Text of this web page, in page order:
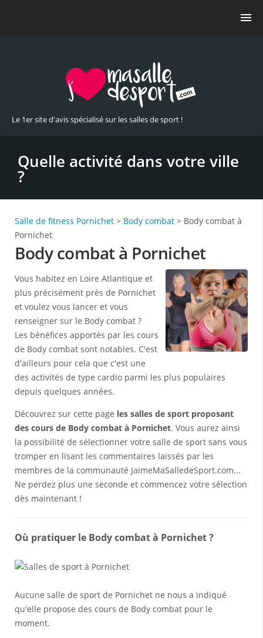
Le 1er site d'avis spécialisé sur les salles de sport !
Quelle activité dans votre ville
?
Salle de fitness Pornichet > Body combat > Body combat à
Pornichet
Body combat à Pornichet
Vous habitez en Loire Atlantique et
plus précisément près de Pornichet
et voulez vous lancer et vous
renseigner sur le Body combat ?
Les bénéfices apportés par les cours
de Body combat sont notables. C'est
d'ailleurs pour cela que c'est une
des activités de type cardio parmi les plus populaires
depuis quelques années.
Découvrez sur cette page les salles de sport proposant
des cours de Body combat à Pornichet. Vous aurez ainsi
la possibilité de sélectionner votre salle de sport sans vous
tromper en lisant les commentaires laissés par les
membres de la communauté JaimeMaSalledeSport.com...
Ne perdez plus une seconde et commencez votre sélection
dès maintenant !
Où pratiquer le Body combat à Pornichet ?
Aucune salle de sport de Pornichet ne nous a indiqué
qu'elle propose des cours de Body combat pour le
moment.